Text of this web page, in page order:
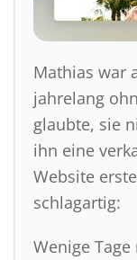
Mathias war
jahrelang
glaubte, sie
ihn eine
Website
schlagartig:
Wenige